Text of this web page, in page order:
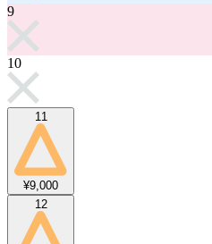
9
10
11
¥9,000
12